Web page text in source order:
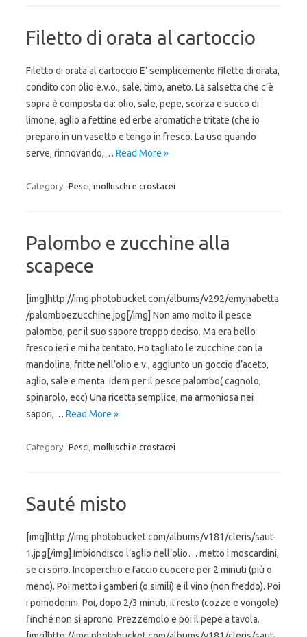
Filetto di orata al cartoccio
Filetto di orata al cartoccio E’ semplicemente filetto di orata,
condito con olio e.v.o., sale, timo, aneto. La salsetta che c’è
sopra è composta da: olio, sale, pepe, scorza e succo di
limone, aglio a fettine ed erbe aromatiche tritate (che io
preparo in un vasetto e tengo in fresco. La uso quando
serve, rinnovando,… Read More »
Category: Pesci, molluschi e crostacei
Palombo e zucchine alla
scapece
[img]http://img.photobucket.com/albums/v292/emynabetta
/palomboezucchine.jpg[/img] Non amo molto il pesce
palombo, per il suo sapore troppo deciso. Ma era bello
fresco ieri e mi ha tentato. Ho tagliato le zucchine con la
mandolina, fritte nell’olio e.v., aggiunto un goccio d’aceto,
aglio, sale e menta. idem per il pesce palombo( cagnolo,
spinarolo, ecc) Una ricetta semplice, ma armoniosa nei
sapori,… Read More »
Category: Pesci, molluschi e crostacei
Sauté misto
[img]http://img.photobucket.com/albums/v181/cleris/saut-
1.jpg[/img] Imbiondisco l’aglio nell’olio… metto i moscardini,
se ci sono. Incoperchio e faccio cuocere per 2 minuti (più o
meno). Poi metto i gamberi (o simili) e il vino (non freddo). Poi
i pomodorini. Poi, dopo 2/3 minuti, il resto (cozze e vongole)
finché non si aprono. Prezzemolo e poi il pepe a tavola.